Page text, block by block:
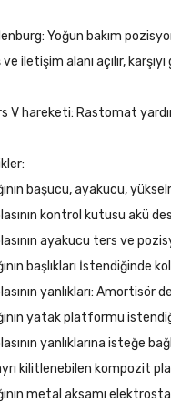
Yoğun bakım
iletişim alanı açılır,
V hareketi: Rastomat
başucu, ayakucu,
kontrol kutusu akü
ayakucu ters ve
başlıkları İstendiğinde
yanlıkları:
yatak platformu
yanlıklarına isteğe
kilitlenebilen kompozit
metal aksamı